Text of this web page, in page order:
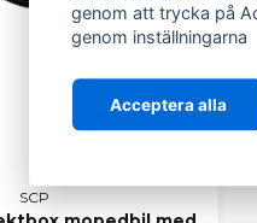
behov:
prisvärda kvalitetsalternativ
– alternativa
som kund ska kunna
SCP
genom att trycka på
genom inställningarna
Acceptera alla